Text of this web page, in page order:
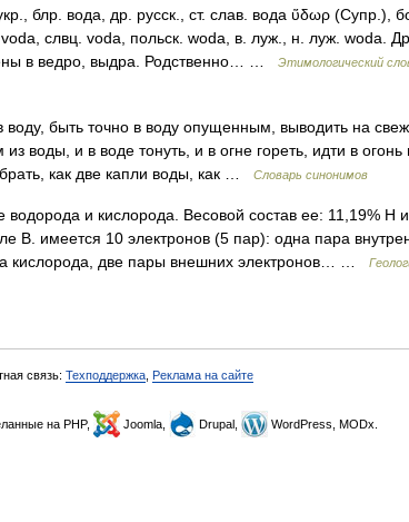
блр. вода, др. русск., ст. слав. вода ὕδωρ (Супр.),
слвц. voda, польск. woda, в. луж., н. луж. woda.
в ведро, выдра. Родственно… …
Этимологический
воду, быть точно в воду опущенным, выводить на
воды, и в воде тонуть, и в огне гореть, идти в огонь
как две капли воды, как …
Словарь синонимов
и кислорода. Весовой состав ее: 11,19% Н
В. имеется 10 электронов (5 пар): одна пара
кислорода, две пары внешних электронов… …
связь: Техподдержка Реклама на сайте
на PHP, Joomla, Drupal, WordPress, MODx.